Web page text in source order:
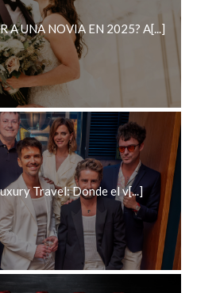
A UNA NOVIA EN 2025? A[...]
Travel: Donde el v[...]